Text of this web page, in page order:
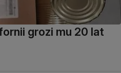
grozi mu 20 lat